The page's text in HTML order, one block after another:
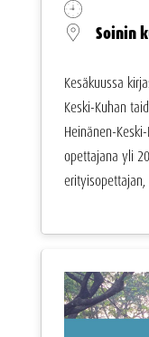
Soinin
Kesäkuussa
Keski-Kuhan
Heinänen-
opettajana yli